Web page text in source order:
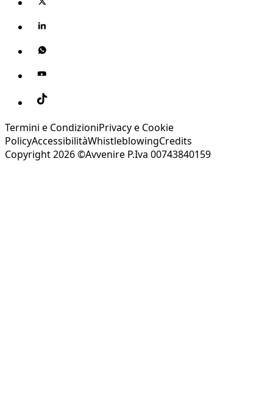
Termini e CondizioniPrivacy e Cookie
PolicyAccessibilitàWhistleblowingCredits
Copyright 2026 ©Avvenire P.Iva 00743840159